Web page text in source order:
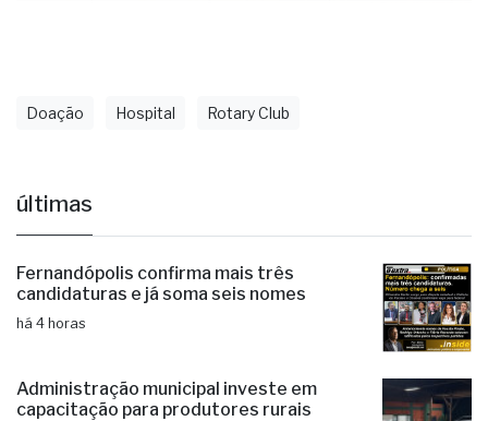
Doação Hospital Rotary Club
últimas
Fernandópolis confirma mais três
candidaturas e já soma seis nomes
há 4 horas
Administração municipal investe em
capacitação para produtores rurais